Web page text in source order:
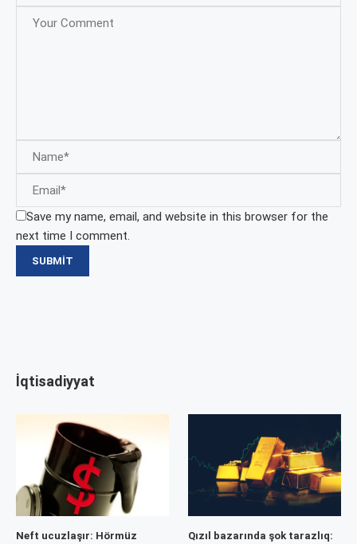
Save my name, email, and website in this browser for the
next time I comment.
İqtisadiyyat
Neft ucuzlaşır: Hörmüz
Qızıl bazarında şok tarazlıq: